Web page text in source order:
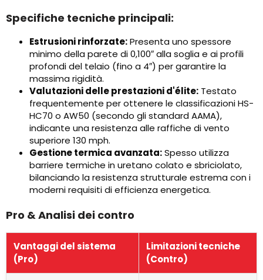
Specifiche tecniche principali:
Estrusioni rinforzate:Presenta uno spessore
minimo della parete di 0,100″ alla soglia e ai profili
profondi del telaio (fino a 4″) per garantire la
massima rigidità.
Valutazioni delle prestazioni d'élite: Testato
frequentemente per ottenere le classificazioni HS-
HC70 o AW50 (secondo gli standard AAMA),
indicante una resistenza alle raffiche di vento
superiore 130 mph.
Gestione termica avanzata:Spesso utilizza
barriere termiche in uretano colato e sbriciolato,
bilanciando la resistenza strutturale estrema con i
moderni requisiti di efficienza energetica.
Pro & Analisi dei contro
Vantaggi del sistema
(Pro)
Limitazioni tecniche
(Contro)